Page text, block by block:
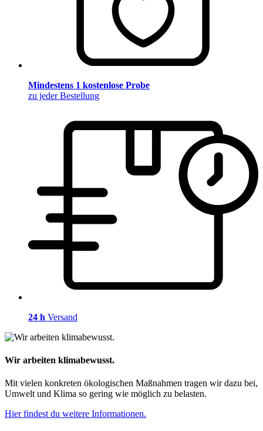
Mindestens 1 kostenlose Probe
zu jeder Bestellung
24 h Versand
Wir arbeiten klimabewusst.
Mit vielen konkreten ökologischen Maßnahmen tragen wir dazu bei,
Umwelt und Klima so gering wie möglich zu belasten.
Hier findest du weitere Informationen.